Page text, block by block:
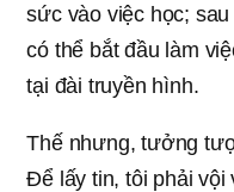
sức vào việc học;
có thể bắt đầu làm
tại đài truyền hình.
Thế nhưng, tưởng
Để lấy tin, tôi phải vội